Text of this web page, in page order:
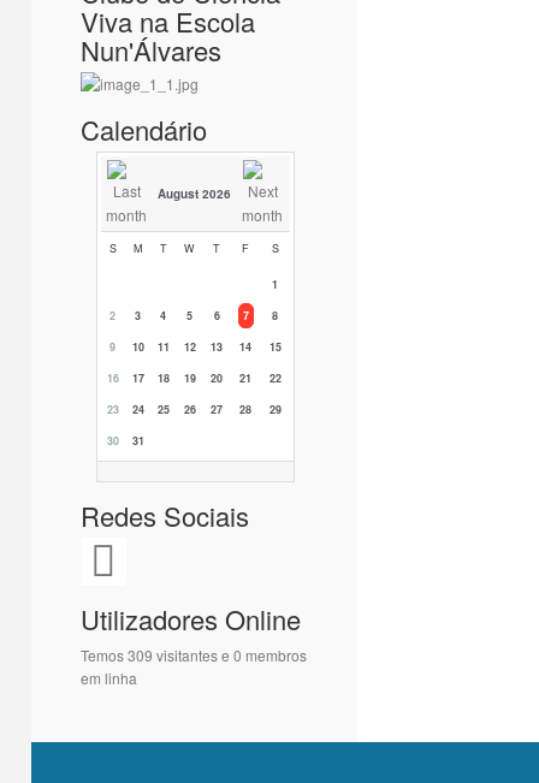
Viva na Escola
Nun'Álvares
Calendário
August 2026
S M T W T F S
1
2
3 4 5 6 7
8
9
10 11 12 13 14
15
16
17 18 19 20 21
22
23
24 25 26 27 28
29
30
31
Redes Sociais
Utilizadores Online
Temos 309 visitantes e 0 membros
em linha